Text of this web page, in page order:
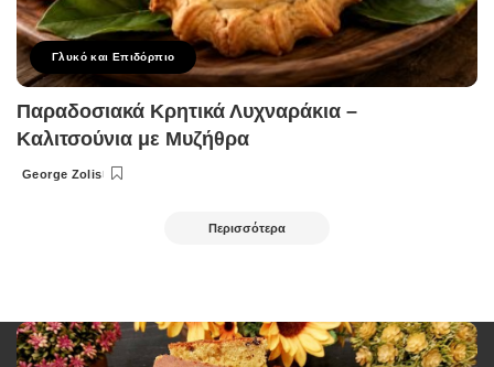
Γλυκό και Επιδόρπιο
Παραδοσιακά Κρητικά Λυχναράκια –
Καλιτσούνια με Μυζήθρα
Posted
George Zolis
Περισσότερα